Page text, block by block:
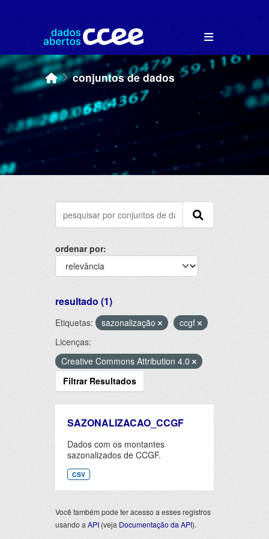
conjuntos de dados
ordenar por
resultado (1)
Etiquetas: sazonalização
ccgf
Licenças:
Creative Commons Attribution 4.0
Filtrar Resultados
SAZONALIZACAO_CCGF
Dados com os montantes
sazonalizados de CCGF.
CSV
Você também pode ter acesso a esses registros
usando a API (veja Documentação da API).